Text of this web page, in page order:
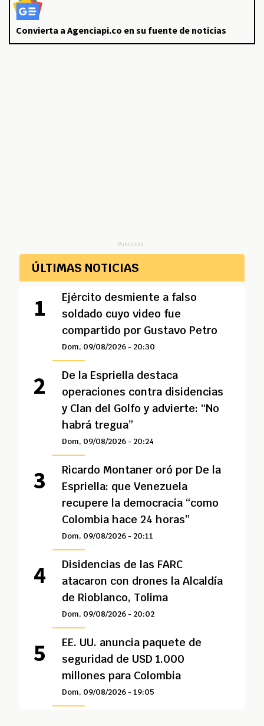
Convierta a Agenciapi.co en su fuente de noticias
Publicidad
ÚLTIMAS NOTICIAS
Ejército desmiente a falso
soldado cuyo video fue
compartido por Gustavo Petro
Dom, 09/08/2026 - 20:30
De la Espriella destaca
operaciones contra disidencias
y Clan del Golfo y advierte: “No
habrá tregua”
Dom, 09/08/2026 - 20:24
Ricardo Montaner oró por De la
Espriella: que Venezuela
recupere la democracia “como
Colombia hace 24 horas”
Dom, 09/08/2026 - 20:11
Disidencias de las FARC
atacaron con drones la Alcaldía
de Rioblanco, Tolima
Dom, 09/08/2026 - 20:02
EE. UU. anuncia paquete de
seguridad de USD 1.000
millones para Colombia
Dom, 09/08/2026 - 19:05